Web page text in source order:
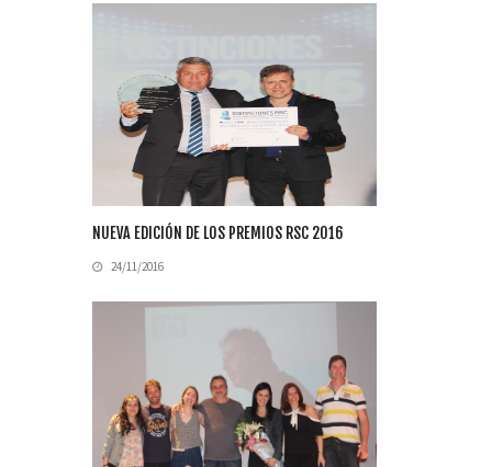
NUEVA EDICIÓN DE LOS PREMIOS RSC 2016
24/11/2016